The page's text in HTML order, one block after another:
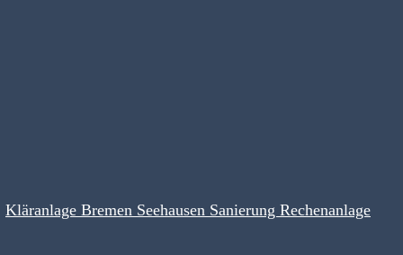
Kläranlage Bremen Seehausen Sanierung Rechenanlage